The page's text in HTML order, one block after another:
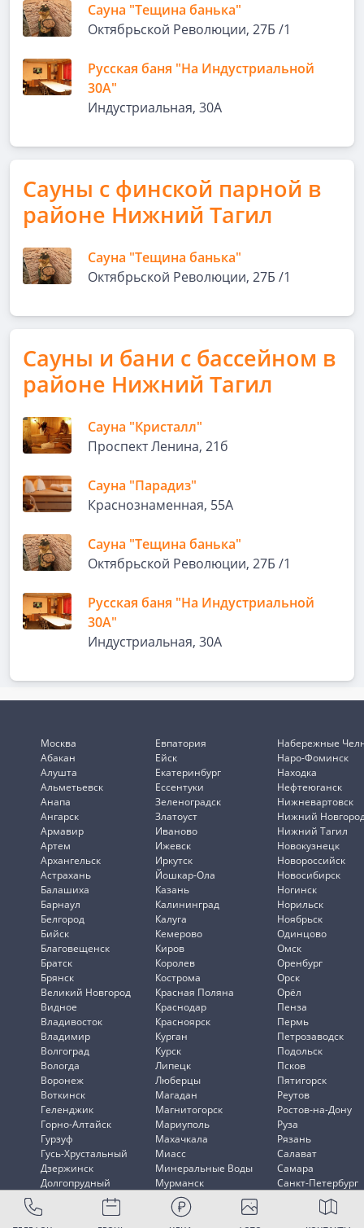
Сауна "Тещина банька"
Октябрьской Революции, 27Б /1
Русская баня "На Индустриальной
30А"
Индустриальная, 30А
Сауны с финской парной в
районе Нижний Тагил
Сауна "Тещина банька"
Октябрьской Революции, 27Б /1
Сауны и бани с бассейном в
районе Нижний Тагил
Сауна "Кристалл"
Проспект Ленина, 21б
Сауна "Парадиз"
Краснознаменная, 55А
Сауна "Тещина банька"
Октябрьской Революции, 27Б /1
Русская баня "На Индустриальной
30А"
Индустриальная, 30А
Москва
Абакан
Алушта
Альметьевск
Анапа
Ангарск
Армавир
Артем
Архангельск
Астрахань
Балашиха
Барнаул
Белгород
Бийск
Благовещенск
Братск
Брянск
Великий Новгород
Видное
Владивосток
Владимир
Волгоград
Вологда
Воронеж
Воткинск
Геленджик
Горно-Алтайск
Гурзуф
Гусь-Хрустальный
Дзержинск
Долгопрудный
Евпатория
Ейск
Екатеринбург
Ессентуки
Зеленоградск
Златоуст
Иваново
Ижевск
Иркутск
Йошкар-Ола
Казань
Калининград
Калуга
Кемерово
Киров
Королев
Кострома
Красная Поляна
Краснодар
Красноярск
Курган
Курск
Липецк
Люберцы
Магадан
Магнитогорск
Мариуполь
Махачкала
Миасс
Минеральные Воды
Мурманск
Мытищи
Набережные
Наро-Фоминск
Находка
Нефтеюганск
Нижневартовск
Нижний
Нижний Тагил
Новокузнецк
Новороссийск
Новосибирск
Ногинск
Норильск
Ноябрьск
Одинцово
Омск
Оренбург
Орск
Орёл
Пенза
Пермь
Петрозаводск
Подольск
Псков
Пятигорск
Реутов
Ростов-на-Дону
Руза
Рязань
Салават
Самара
Санкт-Петербург